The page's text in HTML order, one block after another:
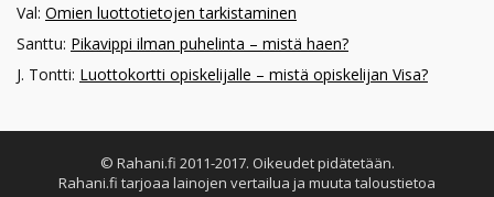
Val: Omien luottotietojen tarkistaminen
Santtu: Pikavippi ilman puhelinta – mistä haen?
J. Tontti: Luottokortti opiskelijalle – mistä opiskelijan Visa?
© Rahani.fi 2011-2017. Oikeudet pidätetään.
Rahani.fi tarjoaa lainojen vertailua ja muuta taloustietoa